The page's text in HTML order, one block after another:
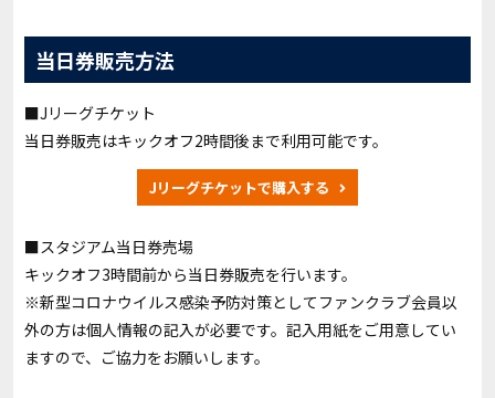
当日券販売方法
■Jリーグチケット
当日券販売はキックオフ2時間後まで利用可能です。
Jリーグチケットで購入する
■スタジアム当日券売場
キックオフ3時間前から当日券販売を行います。
※新型コロナウイルス感染予防対策としてファンクラブ会員以
外の方は個人情報の記入が必要です。記入用紙をご用意してい
ますので、ご協力をお願いします。